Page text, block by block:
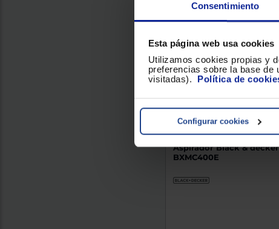
Consentimiento
Esta página web usa cookies
Utilizamos cookies propias y
preferencias sobre la base de
visitadas). Política de
Configurar cookies
Aspirador Black & decker
BXMC400E